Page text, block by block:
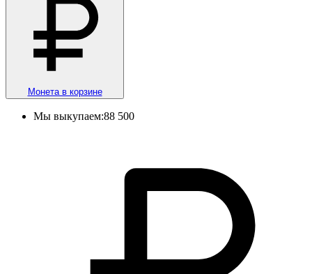
Монета в корзине
Мы выкупаем:88 500